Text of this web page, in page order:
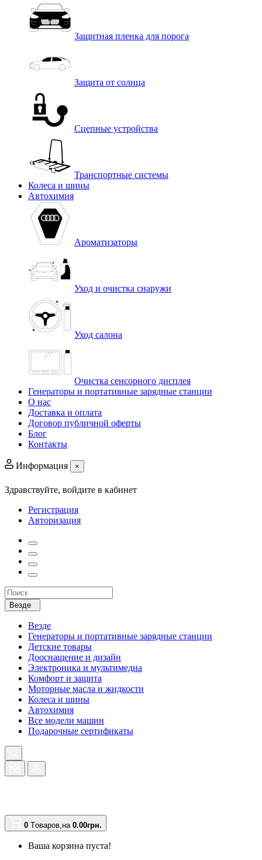
Защитная пленка для порога
Защита от солнца
Сцепные устройства
Транспортные системы
Колеса и шины
Автохимия
Ароматизаторы
Уход и очистка снаружи
Уход салона
Очистка сенсорного дисплея
Генераторы и портативные зарядные станции
О нас
Доставка и оплата
Договор публичной оферты
Блог
Контакты
Информация ×
Здравствуйте, войдите в кабинет
Регистрация
Авторизация
Везде
Везде
Генераторы и портативные зарядные станции
Детские товары
Дооснащение и дизайн
Электроника и мультимедиа
Комфорт и защита
Моторные масла и жидкости
Колеса и шины
Автохимия
Все модели машин
Подарочные сертификаты
0 Tоваров,на 0.00грн.
Ваша корзина пуста!